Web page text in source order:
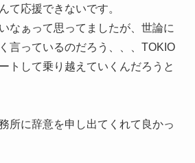
て応援できないです。
なぁって思ってましたが、世論に
言っているのだろう、、、TOKIO
トして乗り越えていくんだろうと
所に辞意を申し出てくれて良かっ